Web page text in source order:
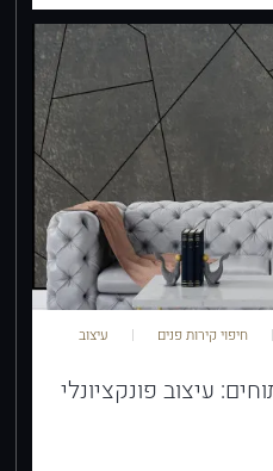
חיפוי קירות פנים
עיצוב
עיצוב פונקציונלי